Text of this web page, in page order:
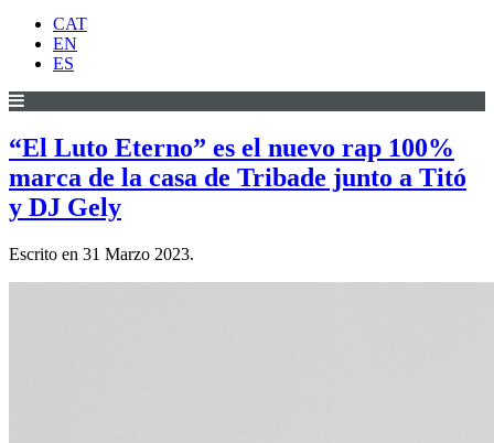
CAT
EN
ES
“El Luto Eterno” es el nuevo rap 100%
marca de la casa de Tribade junto a Titó
y DJ Gely
Escrito en 31 Marzo 2023.